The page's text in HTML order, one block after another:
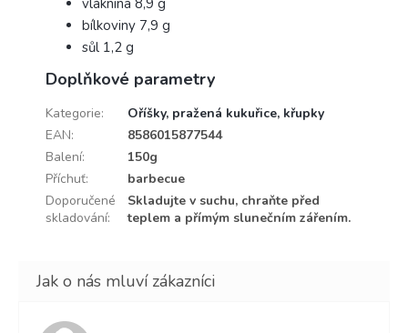
vláknina 8,9 g
bílkoviny 7,9 g
sůl 1,2 g
Doplňkové parametry
Kategorie:
Oříšky, pražená kukuřice, křupky
EAN:
8586015877544
Balení:
150g
Příchuť:
barbecue
Doporučené
skladování:
Skladujte v suchu, chraňte před
teplem a přímým slunečním zářením.